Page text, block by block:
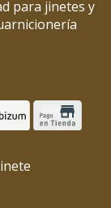
para jinetes y